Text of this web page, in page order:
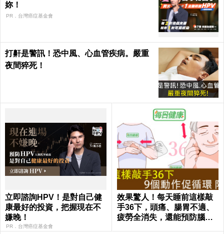
妳！
PR．台灣癌症基金會
打鼾是警訊！恐中風、心血管疾病。嚴重
夜間猝死！
立即諮詢HPV！是對自己健
康最好的投資，把握現在不
嫌晚！
PR．台灣癌症基金會
效果驚人！每天睡前這樣敲
手36下，頭痛、腸胃不適、
疲勞全消失，還能預防腦中